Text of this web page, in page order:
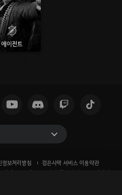
에이전트
정보처리방침
검은사막 서비스 이용약관
가이드 개인정보권리 행사 방법
고객센터